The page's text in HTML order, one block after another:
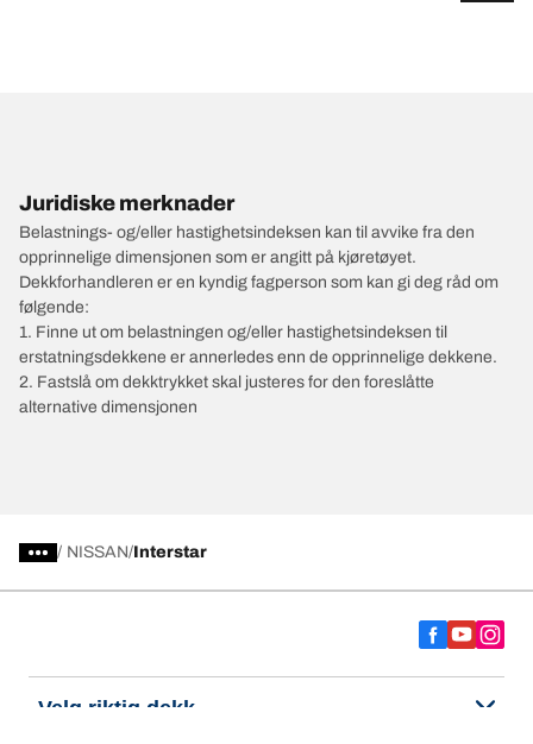
Juridiske merknader
Belastnings- og/eller hastighetsindeksen kan til avvike fra den
opprinnelige dimensjonen som er angitt på kjøretøyet.
Dekkforhandleren er en kyndig fagperson som kan gi deg råd om
følgende:
1. Finne ut om belastningen og/eller hastighetsindeksen til
erstatningsdekkene er annerledes enn de opprinnelige dekkene.
2. Fastslå om dekktrykket skal justeres for den foreslåtte
alternative dimensjonen
/ NISSAN Interstar
Velg riktig dekk